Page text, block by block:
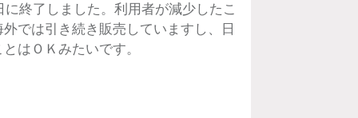
終了しました。利用者が減少したこ
では引き続き販売していますし、日
はＯＫみたいです。